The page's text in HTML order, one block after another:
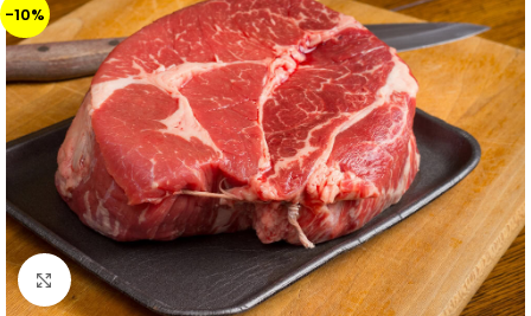
-10%
Klik for at forstørre